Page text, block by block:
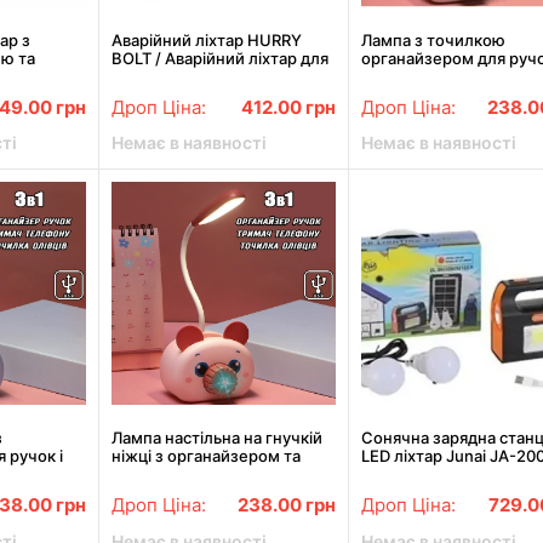
з
та
грн
Аварійний ліхтар HURRY
BOLT / Аварійний ліхтар для
Дроп Ціна: 412.00 грн
Немає в наявності
Лампа з точилкою
органайзером для
Дроп Ціна:
Немає в наявності
ручок і
грн
Лампа настільна на гнучкій
ніжці з органайзером та
Дроп Ціна: 238.00 грн
Сонячна зарядна
LED ліхтар Junai JA-
Дроп Ціна: